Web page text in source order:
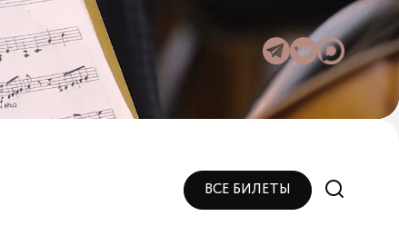
ВСЕ БИЛЕТЫ